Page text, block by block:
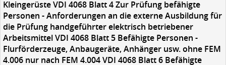
Kleingerüste VDI 4068 Blatt 4 Zur Prüfung befähigte
Personen - Anforderungen an die externe Ausbildung für
die Prüfung handgeführter elektrisch betriebener
Arbeitsmittel VDI 4068 Blatt 5 Befähigte Personen -
Flurförderzeuge, Anbaugeräte, Anhänger usw. ohne FEM
4.006 nur nach FEM 4.004 VDI 4068 Blatt 6 Befähigte